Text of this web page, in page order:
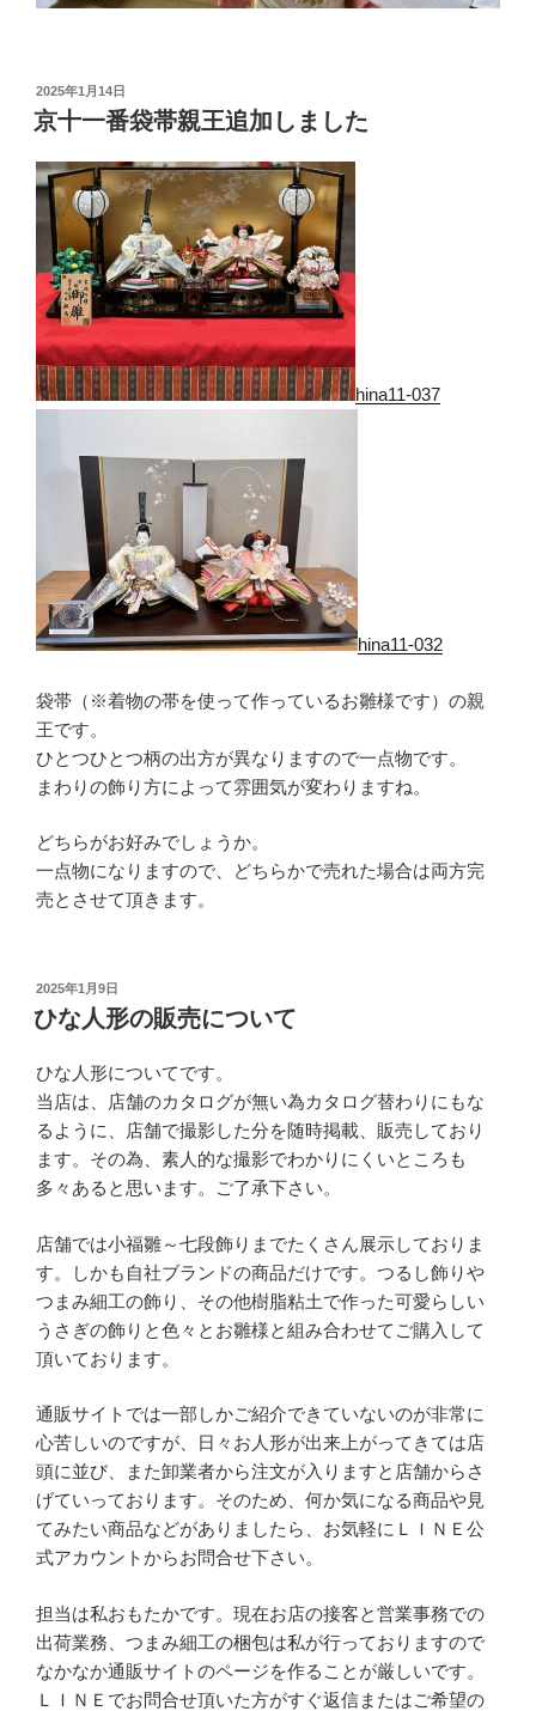
投
稿
日:
2025年1月14日
京十一番袋帯親王追加しました
hina11-037
hina11-032
袋帯（※着物の帯を使って作っているお雛様です）の親
王です。
ひとつひとつ柄の出方が異なりますので一点物です。
まわりの飾り方によって雰囲気が変わりますね。
どちらがお好みでしょうか。
一点物になりますので、どちらかで売れた場合は両方完
売とさせて頂きます。
投
稿
日:
2025年1月9日
ひな人形の販売について
ひな人形についてです。
当店は、店舗のカタログが無い為カタログ替わりにもな
るように、店舗で撮影した分を随時掲載、販売しており
ます。その為、素人的な撮影でわかりにくいところも
多々あると思います。ご了承下さい。
店舗では小福雛～七段飾りまでたくさん展示しておりま
す。しかも自社ブランドの商品だけです。つるし飾りや
つまみ細工の飾り、その他樹脂粘土で作った可愛らしい
うさぎの飾りと色々とお雛様と組み合わせてご購入して
頂いております。
通販サイトでは一部しかご紹介できていないのが非常に
心苦しいのですが、日々お人形が出来上がってきては店
頭に並び、また卸業者から注文が入りますと店舗からさ
げていっております。そのため、何か気になる商品や見
てみたい商品などがありましたら、お気軽にＬＩＮＥ公
式アカウントからお問合せ下さい。
担当は私おもたかです。現在お店の接客と営業事務での
出荷業務、つまみ細工の梱包は私が行っておりますので
なかなか通販サイトのページを作ることが厳しいです。
ＬＩＮＥでお問合せ頂いた方がすぐ返信またはご希望の